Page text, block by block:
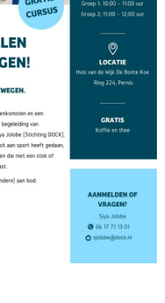
die met een stok of rollator
aanbod zoals: Voeten &
Hulpmiddelen, Voeding &